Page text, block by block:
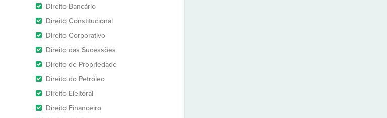
Direito Bancário
Direito Constitucional
Direito Corporativo
Direito das Sucessões
Direito de Propriedade
Direito do Petróleo
Direito Eleitoral
Direito Financeiro